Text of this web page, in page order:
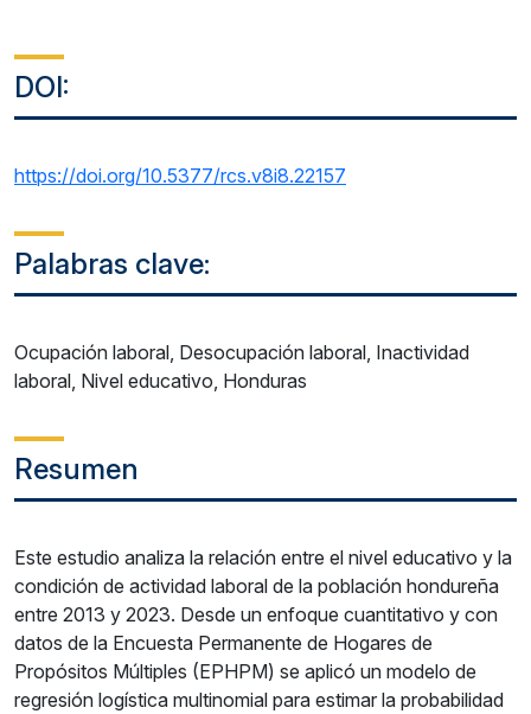
DOI:
https://doi.org/10.5377/rcs.v8i8.22157
Palabras clave:
Ocupación laboral, Desocupación laboral, Inactividad
laboral, Nivel educativo, Honduras
Resumen
Este estudio analiza la relación entre el nivel educativo y la
condición de actividad laboral de la población hondureña
entre 2013 y 2023. Desde un enfoque cuantitativo y con
datos de la Encuesta Permanente de Hogares de
Propósitos Múltiples (EPHPM) se aplicó un modelo de
regresión logística multinomial para estimar la probabilidad